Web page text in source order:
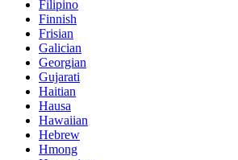
Filipino
Finnish
Frisian
Galician
Georgian
Gujarati
Haitian
Hausa
Hawaiian
Hebrew
Hmong